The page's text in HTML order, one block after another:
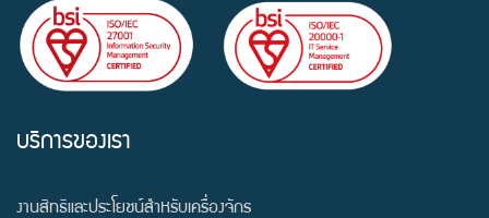
บริการของเรา
งานสิทธิและประโยชน์สำหรับเครื่องจักร